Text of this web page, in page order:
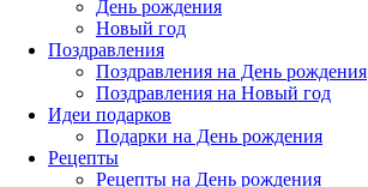
День рождения
Новый год
Поздравления
Поздравления на День рождения
Поздравления на Новый год
Идеи подарков
Подарки на День рождения
Рецепты
Рецепты на День рождения